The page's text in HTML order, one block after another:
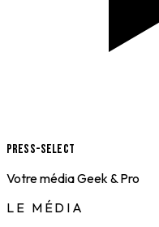
Press-Select
Votre média Geek & Pro
LE MÉDIA